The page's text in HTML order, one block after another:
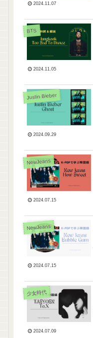
2024.11.07
BTS
2024.11.05
Justin Bieber
2024.09.29
NewJeans
2024.07.15
NewJeans
2024.07.15
少女時代
2024.07.09